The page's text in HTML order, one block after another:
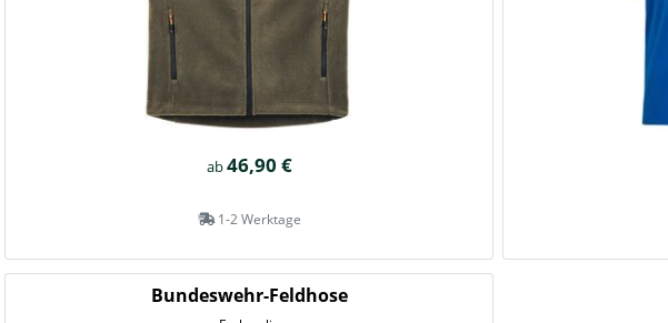
ab46,90 €
1-2 Werktage
Bundeswehr-Feldhose